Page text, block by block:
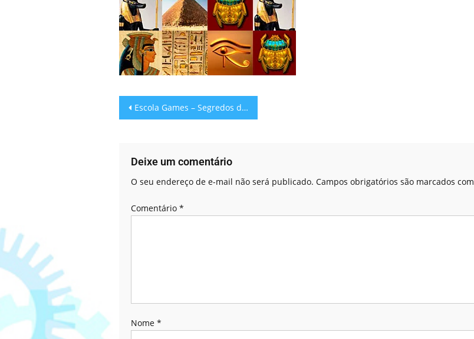
Escola Games – Segredos do Egito
Deixe um comentário
O seu endereço de e-mail não será publicado. Campos obrigatórios são marcados com
Comentário *
Nome *